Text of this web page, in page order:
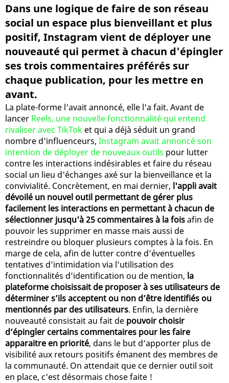
Dans une logique de faire de son réseau
social un espace plus bienveillant et plus
positif, Instagram vient de déployer une
nouveauté qui permet à chacun d'épingler
ses trois commentaires préférés sur
chaque publication, pour les mettre en
avant.
La plate-forme l'avait annoncé, elle l'a fait. Avant de
lancer Reels, une nouvelle fonctionnalité qui entend
rivaliser avec TikTok et qui a déjà séduit un grand
nombre d'influenceurs, Instagram avait annoncé son
intention de déployer de nouveaux outils pour lutter
contre les interactions indésirables et faire du réseau
social un lieu d'échanges axé sur la bienveillance et la
convivialité. Concrètement, en mai dernier, l'appli avait
dévoilé un nouvel outil permettant de gérer plus
facilement les interactions en permettant à chacun de
sélectionner jusqu'à 25 commentaires à la foisafin de
pouvoir les supprimer en masse mais aussi de
restreindre ou bloquer plusieurs comptes à la fois. En
marge de cela, afin de lutter contre d’éventuelles
tentatives d’intimidation via l’utilisation des
fonctionnalités d’identification ou de mention, la
plateforme choisissait de proposer à ses utilisateurs de
déterminer s’ils acceptent ou non d’être identifiés ou
mentionnés par des utilisateurs. Enfin, la dernière
nouveauté consistait au fait de pouvoir choisir
d’épingler certains commentaires pour les faire
apparaitre en priorité, dans le but d’apporter plus de
visibilité aux retours positifs émanent des membres de
la communauté. On attendait que ce dernier outil soit
en place, c'est désormais chose faite !